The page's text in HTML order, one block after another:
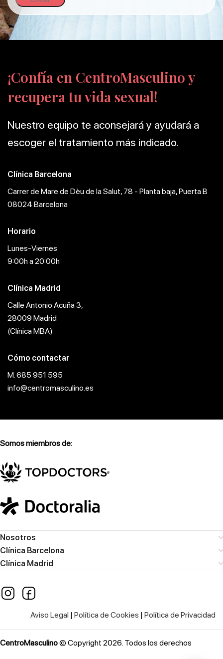
¡Confía en CentroMasculino y
recupera tu vida sexual!
Nuestro equipo te aconsejará y ayudará a
escoger el tratamiento más indicado.
Clínica Barcelona
Carrer de Mare de Dèu de la Salut, 78 - Planta baja, Puerta B
08024 Barcelona
Horario
Lunes-Viernes
9:00h a 20:00h
Clínica Madrid
Calle Antonio Acuña 3,
28009 Madrid
(Clínica MBA)
Cómo contactar
M. 685 951 595
info@centromasculino.es
Somos miembros de:
Nosotros
Clínica Barcelona
Clínica Madrid
Aviso Legal | Política de Cookies | Política de Privacidad
CentroMasculino© Copyright 2026. Todos los derechos